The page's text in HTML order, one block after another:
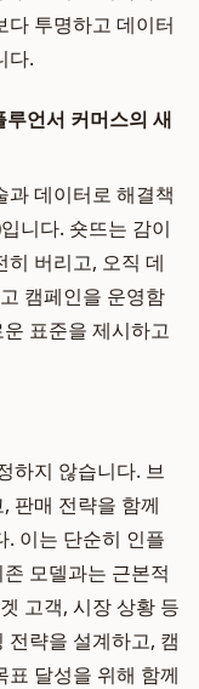
다 투명하고 데이터
다.
언서 커머스의 새
과 데이터로 해결책
입니다. 숏뜨는 감이
버리고, 오직 데
캠페인을 운영함
표준을 제시하고
하지 않습니다. 브
판매 전략을 함께
이는 단순히 인플
모델과는 근본적
고객, 시장 상황 등
략을 설계하고, 캠
달성을 위해 함께